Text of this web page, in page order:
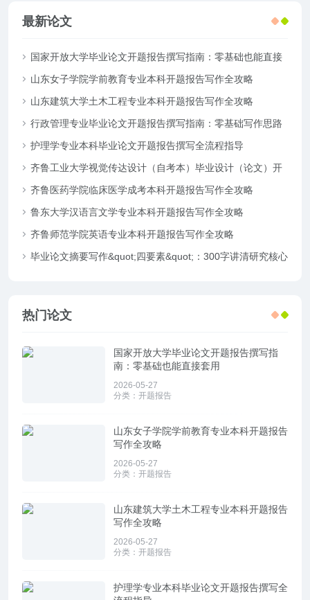
最新论文
国家开放大学毕业论文开题报告撰写指南：零基础也能直接
套用
山东女子学院学前教育专业本科开题报告写作全攻略
山东建筑大学土木工程专业本科开题报告写作全攻略
行政管理专业毕业论文开题报告撰写指南：零基础写作思路
拆解
护理学专业本科毕业论文开题报告撰写全流程指导
齐鲁工业大学视觉传达设计（自考本）毕业设计（论文）开
题报告模板
齐鲁医药学院临床医学成考本科开题报告写作全攻略
鲁东大学汉语言文学专业本科开题报告写作全攻略
齐鲁师范学院英语专业本科开题报告写作全攻略
毕业论文摘要写作&quot;四要素&quot;：300字讲清研究核心
热门论文
国家开放大学毕业论文开题报告撰写指
南：零基础也能直接套用
2026-05-27
分类： 开题报告
山东女子学院学前教育专业本科开题报告
写作全攻略
2026-05-27
分类： 开题报告
山东建筑大学土木工程专业本科开题报告
写作全攻略
2026-05-27
分类： 开题报告
护理学专业本科毕业论文开题报告撰写全